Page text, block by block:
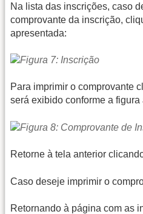
Na lista das inscrições, caso
comprovante da inscrição,
apresentada:
Para imprimir o comprovante
será exibido conforme a figura
Retorne à tela anterior
Caso deseje imprimir o
Retornando à página com as